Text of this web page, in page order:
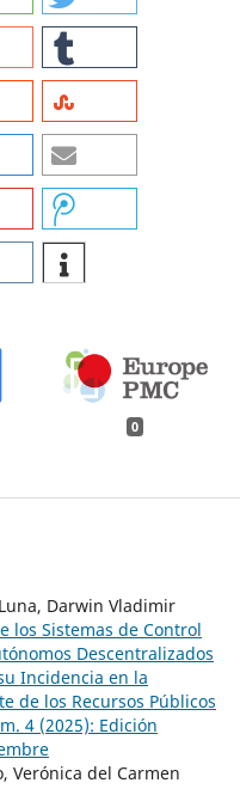
0
Darwin Vladimir
los Sistemas de Control
Descentralizados
Incidencia en la
de los Recursos Públicos
4 (2025): Edición
Verónica del Carmen